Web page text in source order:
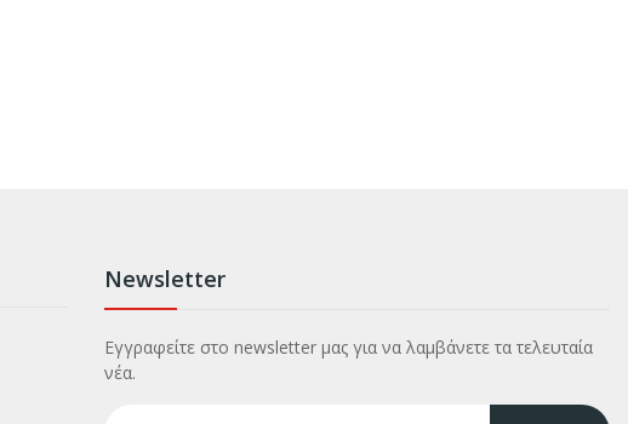
Newsletter
Εγγραφείτε στο newsletter μας για να λαμβάνετε τα τελευταία
νέα.